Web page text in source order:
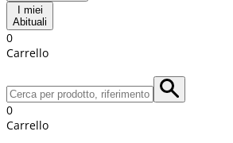
I miei
Abituali
0
Carrello
0
Carrello